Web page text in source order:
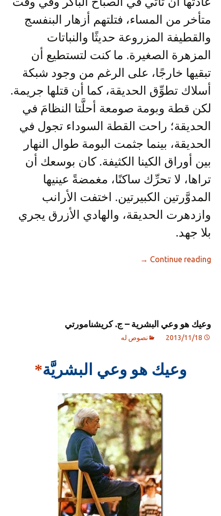
متأخر من المساء، فتلتهم أزهار البنفسج
والقطيفة المزروعة حديثًا والنباتات
المزهرة الصغيرة. ما كنت لتستطيع أن
تبقيها خارجًا، على الرغم من وجود شبكة
أسلاك تطوِّق الحديقة، كما أن قتلها جريمة.
لكن قطة وبومة صومعة أحلَّتا النظامَ في
الحديقة؛ راحت القطة السوداء تجول في
الحديقة، بينما جثمت البومة طوال النهار
بين أوراق الكينا الكثيفة. كان بوسعك أن
تراها، لا تحرِّك ساكنًا، مغمضةً عينيها
المدوَّرتين الكبيرتين. اختفت الأرانب
وازدهرت الحديقة، والهادي الأزرق يجري
بلا جهد.
Continue reading
→
وعيك هو وعي البشرية – ج. كريشنامورتي
2013/11/18 نصوص له
وعيك هو وعي البشريَّة*